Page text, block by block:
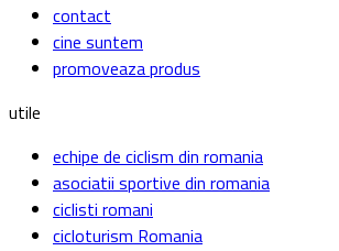
contact
cine suntem
promoveaza produs
utile
echipe de ciclism din romania
asociatii sportive din romania
ciclisti romani
cicloturism Romania